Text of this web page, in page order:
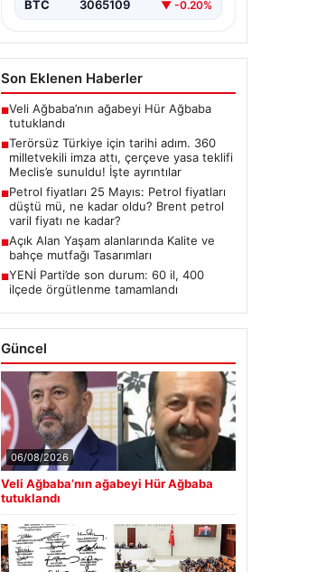
Milletvekilinin İmzasıyla Çerçeve
BTC 3065109 ▼ -0.20%
Son Eklenen Haberler
■Veli Ağbaba’nın ağabeyi Hür Ağbaba
tutuklandı
■Terörsüz Türkiye için tarihi adım. 360
milletvekili imza attı, çerçeve yasa teklifi
Meclis’e sunuldu! İşte ayrıntılar
■Petrol fiyatları 25 Mayıs: Petrol fiyatları
düştü mü, ne kadar oldu? Brent petrol
varil fiyatı ne kadar?
■Açık Alan Yaşam alanlarında Kalite ve
bahçe mutfağı Tasarımları
■YENİ Parti’de son durum: 60 il, 400
ilçede örgütlenme tamamlandı
Güncel
06/08/2026
Veli Ağbaba’nın ağabeyi Hür Ağbaba
tutuklandı